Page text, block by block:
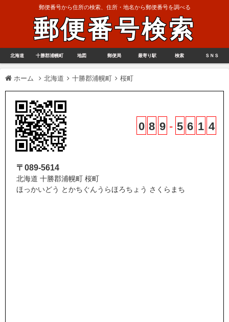
郵便番号から住所の検索、住所・地名から郵便番号を調べる
郵便番号検索
北海道 十勝郡浦幌町 地図 郵便局 最寄り駅 検索 ＳＮＳ
ホーム 北海道 十勝郡浦幌町 桜町
0 8 9 - 5 6 1 4
〒089-5614
北海道 十勝郡浦幌町 桜町
ほっかいどう とかちぐんうらほろちょう さくらまち